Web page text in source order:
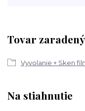
Tovar
Vyvolanie + Sken
Na stiahnutie